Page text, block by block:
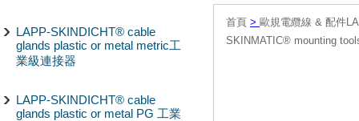
LAPP-SKINDICHT® cable
glands plastic or metal metric工
業級連接器
LAPP-SKINDICHT® cable
glands plastic or metal PG 工業
首頁 > 歐規電纜線 & 配件
SKINMATIC® mounting